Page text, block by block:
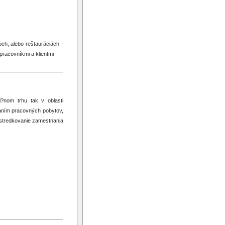
alebo reštauráciách -
a klientmi
trhu tak v oblasti
pracovných pobytov,
zamestnania